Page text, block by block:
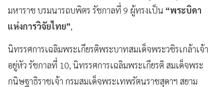
มหาราช บรมนารถบพิตร รัชกาลที่ 9 ผู้ทรงเป็น “พระบิดา
แห่งการวิจัยไทย”,
นิทรรศการเฉลิมพระเกียรติพระบาทสมเด็จพระวชิรเกล้าเจ้า
อยู่หัว รัชกาลที่ 10, นิทรรศการเฉลิมพระเกียรติ สมเด็จพระ
กนิษฐาธิราชเจ้า กรมสมเด็จพระเทพรัตนราชสุดาฯ สยาม